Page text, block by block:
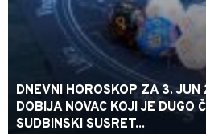
DNEVNI HOROSKOP ZA 3.
DOBIJA NOVAC KOJI JE DUGO
SUDBINSKI SUSRET...